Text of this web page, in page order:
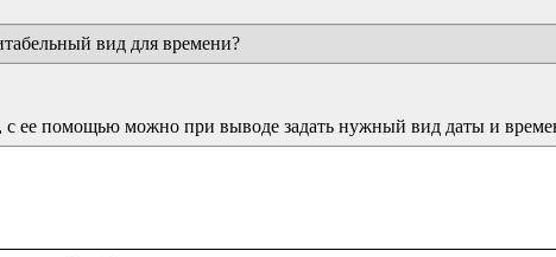
вид для времени?
с ее помощью можно при выводе задать нужный вид даты и